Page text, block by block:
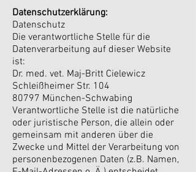
Datenschutzerklärung:
Datenschutz
Die verantwortliche Stelle für die
Datenverarbeitung auf dieser Website
ist:
Dr. med. vet. Maj-Britt Cielewicz
Schleißheimer Str. 104
80797 München-Schwabing
Verantwortliche Stelle ist die natürliche
oder juristische Person, die allein oder
gemeinsam mit anderen über die
Zwecke und Mittel der Verarbeitung von
personenbezogenen Daten (z.B. Namen,